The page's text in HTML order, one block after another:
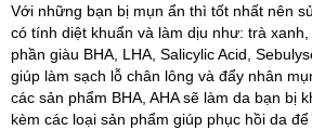
Với những bạn bị mụn ẩn thì tốt nhất nên
có tính diệt khuẩn và làm dịu như: trà
phần giàu BHA, LHA, Salicylic Acid,
giúp làm sạch lỗ chân lông và đẩy nhân
các sản phẩm BHA, AHA sẽ làm da bạn bị
kèm các loại sản phẩm giúp phục hồi da